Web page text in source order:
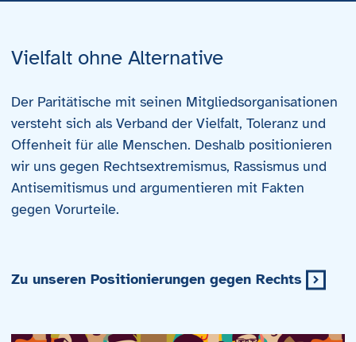
Vielfalt ohne Alternative
Der Paritätische mit seinen Mitgliedsorganisationen
versteht sich als Verband der Vielfalt, Toleranz und
Offenheit für alle Menschen. Deshalb positionieren
wir uns gegen Rechtsextremismus, Rassismus und
Antisemitismus und argumentieren mit Fakten
gegen Vorurteile.
Zu unseren Positionierungen gegen Rechts